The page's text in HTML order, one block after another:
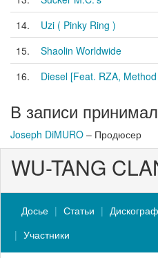
14.
Uzi ( Pinky Ring )
15.
Shaolin Worldwide
16.
Diesel [Feat. RZA,
В записи
Joseph DiMURO – Продюсер
WU-TANG
Досье Статьи
Участники